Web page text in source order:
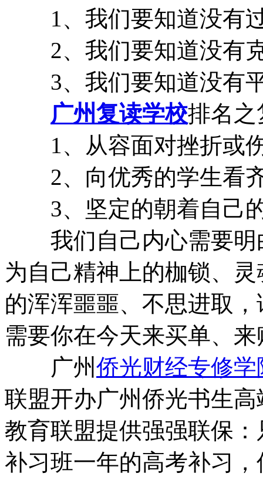
1、我们要知道没有
2、我们要知道没有
3、我们要知道没有平
广州复读学校排名
1、从容面对挫折或
2、向优秀的学生看
3、坚定的朝着自己
我们自己内心需要明
为自己精神上的枷锁、
的浑浑噩噩、不思进取
需要你在今天来买单、来
广州侨光财经专修学
联盟开办广州侨光书生
教育联盟提供强强联保
补习班一年的高考补习